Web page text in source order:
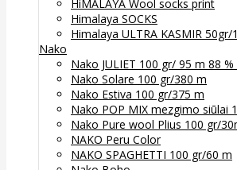
HiMALAYA Wool socks print
Himalaya SOCKS
Himalaya ULTRA KASMIR 50gr/
Nako
Nako JULIET 100 gr/ 95 m 88
Nako Solare 100 gr/380 m
Nako Estiva 100 gr/375 m
Nako POP MIX mezgimo siūlai
Nako Pure wool Plius 100 gr/
NAKO Peru Color
NAKO SPAGHETTI 100 gr/60 m